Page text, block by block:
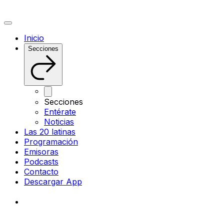
Inicio
Secciones
Secciones
Entérate
Noticias
Las 20 latinas
Programación
Emisoras
Podcasts
Contacto
Descargar App